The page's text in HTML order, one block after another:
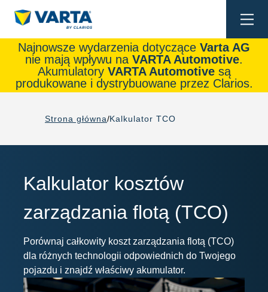
Najnowsze wydarzenia dotyczące Varta AG
nie mają wpływu na VARTA Automotive.
Akumulatory VARTA Automotivesą
produkowane i dystrybuowane przez Clarios.
Strona główna Kalkulator TCO
Kalkulator kosztów
zarządzania flotą (TCO)
Porównaj całkowity koszt zarządzania flotą (TCO)
dla różnych technologii odpowiednich do Twojego
pojazdu i znajdź właściwy akumulator.